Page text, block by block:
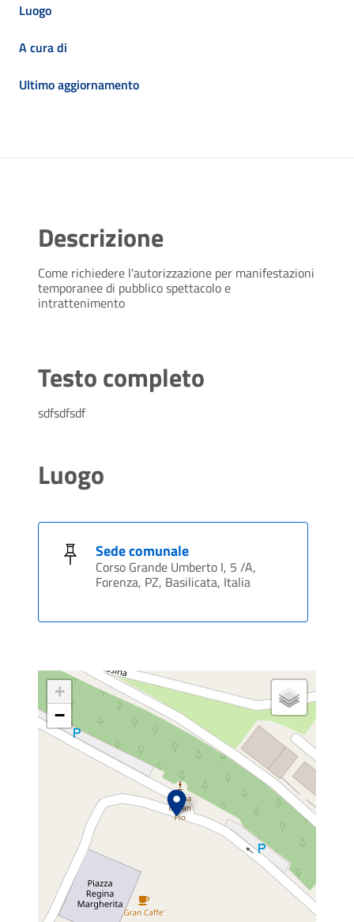
Luogo
A cura di
Ultimo aggiornamento
Descrizione
Come richiedere l'autorizzazione per manifestazioni
temporanee di pubblico spettacolo e
intrattenimento
Testo completo
sdfsdfsdf
Luogo
Sede comunale
Corso Grande Umberto I, 5 /A,
Forenza, PZ, Basilicata, Italia
+
−